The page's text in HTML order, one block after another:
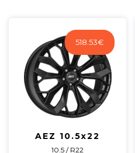
518.53€
AEZ 10.5x22
10.5 / R22